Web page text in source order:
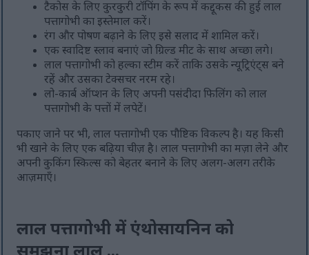
टैकोस के लिए कुरकुरी टॉपिंग के रूप में कद्दूकस की हुई लाल
पत्तागोभी का इस्तेमाल करें।
रंग और पोषण बढ़ाने के लिए इसे सलाद में शामिल करें।
एक स्वादिष्ट स्लाव बनाएं जो ग्रिल्ड मीट के साथ अच्छा लगे।
लाल पत्तागोभी को हल्का स्टीम करें ताकि उसके न्यूट्रिएंट्स बने
रहें और उसका टेक्सचर नरम रहे।
लो-कार्ब ऑप्शन के लिए अपनी पसंदीदा फिलिंग को लाल
पत्तागोभी के पत्तों में लपेटें।
पकाए जाने पर भी, लाल पत्तागोभी एक पौष्टिक विकल्प है। यह किसी
भी खाने के लिए एक बढ़िया चीज़ है। लाल पत्तागोभी का मज़ा लेने और
अपनी कुकिंग स्किल्स को बेहतर बनाने के लिए अलग-अलग तरीके
आज़माएँ।
लाल पत्तागोभी में एंथोसायनिन को